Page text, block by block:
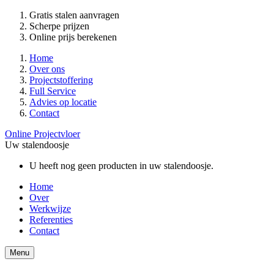
Gratis stalen aanvragen
Scherpe prijzen
Online prijs berekenen
Home
Over ons
Projectstoffering
Full Service
Advies op locatie
Contact
Online Projectvloer
Uw stalendoosje
U heeft nog geen producten in uw stalendoosje.
Home
Over
Werkwijze
Referenties
Contact
Menu